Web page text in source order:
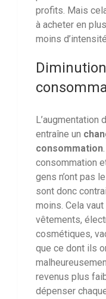
profits. Mais
à acheter en
moins
entraîne un
consommation
consommation
gens n’ont pas
sont donc
moins. Cela
vêtements,
cosmétiques,
que ce dont ils
revenus plus
dépenser